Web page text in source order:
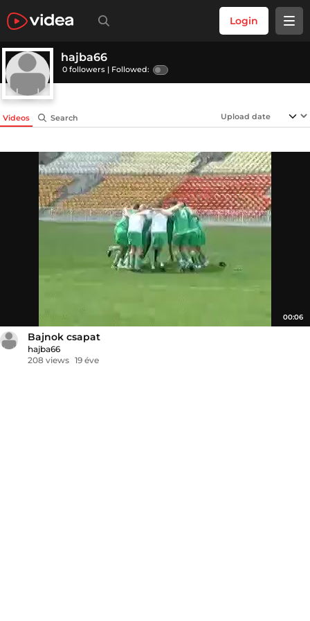
Login
hajba66
0 followers | Followed:
Videos Search
00:06
Bajnok csapat
hajba66
208 views 19 éve